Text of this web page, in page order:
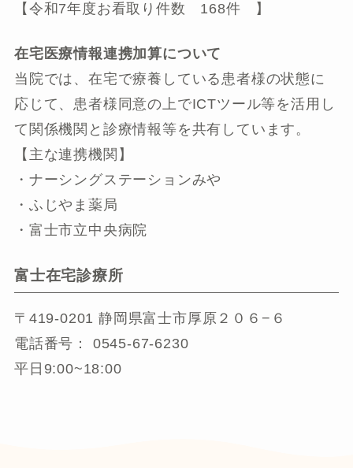
【令和7年度お看取り件数 168件 】
在宅医療情報連携加算について
当院では、在宅で療養している患者様の状態に
応じて、患者様同意の上でICTツール等を活用し
て関係機関と診療情報等を共有しています。
【主な連携機関】
・ナーシングステーションみや
・ふじやま薬局
・富士市立中央病院
富士在宅診療所
〒419-0201 静岡県富士市厚原２０６−６
電話番号： 0545-67-6230
平日9:00~18:00